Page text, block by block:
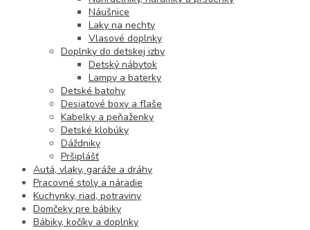
Náušnice
Laky na nechty
Vlasové doplnky
Doplnky do detskej izby
Detský nábytok
Lampy a baterky
Detské batohy
Desiatové boxy a fľaše
Kabelky a peňaženky
Detské klobúky
Dáždniky
Pršiplášť
Autá, vlaky, garáže a dráhy
Pracovné stoly a náradie
Kuchynky, riad, potraviny
Domčeky pre bábiky
Bábiky, kočíky a doplnky